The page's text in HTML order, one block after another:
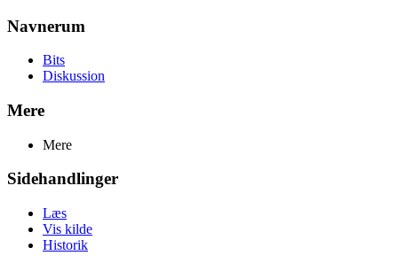
Navnerum
Bits
Diskussion
Mere
Mere
Sidehandlinger
Læs
Vis kilde
Historik